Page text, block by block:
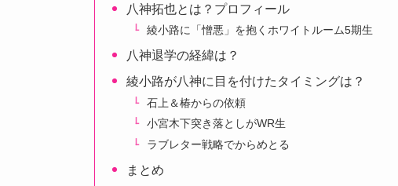
八神拓也とは？プロフィール
綾小路に「憎悪」を抱くホワイトルーム5期生
八神退学の経緯は？
綾小路が八神に目を付けたタイミングは？
石上＆椿からの依頼
小宮木下突き落としがWR生
ラブレター戦略でからめとる
まとめ